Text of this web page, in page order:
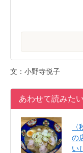
文：小野寺悦子
あわせて読みたい
の
い